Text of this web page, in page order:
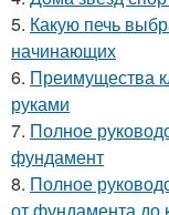
5. Какую печь
начинающих
6. Преимущества
руками
7. Полное
фундамент
8. Полное
от фундамента до